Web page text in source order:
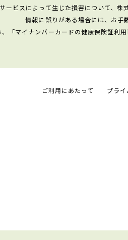
ービスによって生じた損害について、株
情報に誤りがある場合には、お手
、「マイナンバーカードの健康保険証利
ご利用にあたって プラ